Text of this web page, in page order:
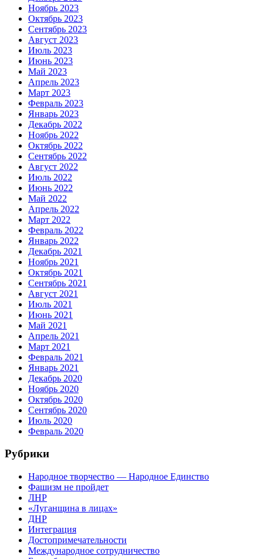
Ноябрь 2023
Октябрь 2023
Сентябрь 2023
Август 2023
Июль 2023
Июнь 2023
Май 2023
Апрель 2023
Март 2023
Февраль 2023
Январь 2023
Декабрь 2022
Ноябрь 2022
Октябрь 2022
Сентябрь 2022
Август 2022
Июль 2022
Июнь 2022
Май 2022
Апрель 2022
Март 2022
Февраль 2022
Январь 2022
Декабрь 2021
Ноябрь 2021
Октябрь 2021
Сентябрь 2021
Август 2021
Июль 2021
Июнь 2021
Май 2021
Апрель 2021
Март 2021
Февраль 2021
Январь 2021
Декабрь 2020
Ноябрь 2020
Октябрь 2020
Сентябрь 2020
Июль 2020
Февраль 2020
Рубрики
Народное творчество — Народное Единство
Фашизм не пройдет
ЛНР
«Луганщина в лицах»
ДНР
Интеграция
Достопримечательности
Международное сотрудничество